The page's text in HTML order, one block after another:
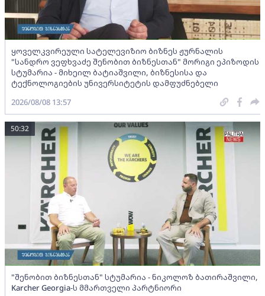
ყოველკვირეული სატელევიზიო ბიზნეს ჟურნალის
"სანდრო ვეფხვაძე შენობით ბიზნესთან" მორიგი ეპიზოდის
სტუმარია - მიხეილ ბატიაშვილი, ბიზნესისა და
ტექნოლოგიების უნივერსიტეტის დამფუძნებელი
2026/08/08 13:57
"შენობით ბიზნესთან" სტუმარია - ნიკოლოზ ბათირაშვილი,
Karcher Georgia-ს მმართველი პარტნიორი
50:32